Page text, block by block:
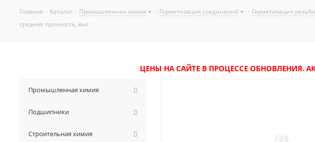
Главная - Каталог - Промышленная химия - Герметизация соединений - Герметизация
средняя прочность, выс
ЦЕНЫ НА САЙТЕ В ПРОЦЕССЕ ОБНОВЛЕНИЯ.
Промышленная химия
Подшипники
Строительная химия